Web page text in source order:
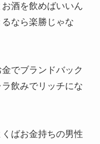
酒を飲めばいいん
なら楽勝じゃな
でブランドバック
飲みでリッチにな
ばお金持ちの男性